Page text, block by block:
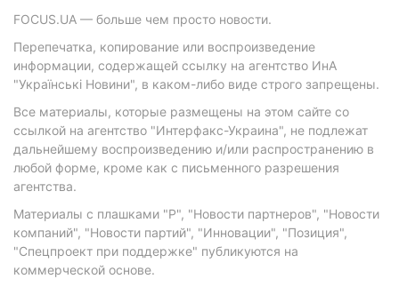
FOCUS.UA — больше чем просто новости.
Перепечатка, копирование или воспроизведение
информации, содержащей ссылку на агентство ИнА
"Українські Новини", в каком-либо виде строго запрещены.
Все материалы, которые размещены на этом сайте со
ссылкой на агентство "Интерфакс-Украина", не подлежат
дальнейшему воспроизведению и/или распространению в
любой форме, кроме как с письменного разрешения
агентства.
Материалы с плашками "Р", "Новости партнеров", "Новости
компаний", "Новости партий", "Инновации", "Позиция",
"Спецпроект при поддержке" публикуются на
коммерческой основе.